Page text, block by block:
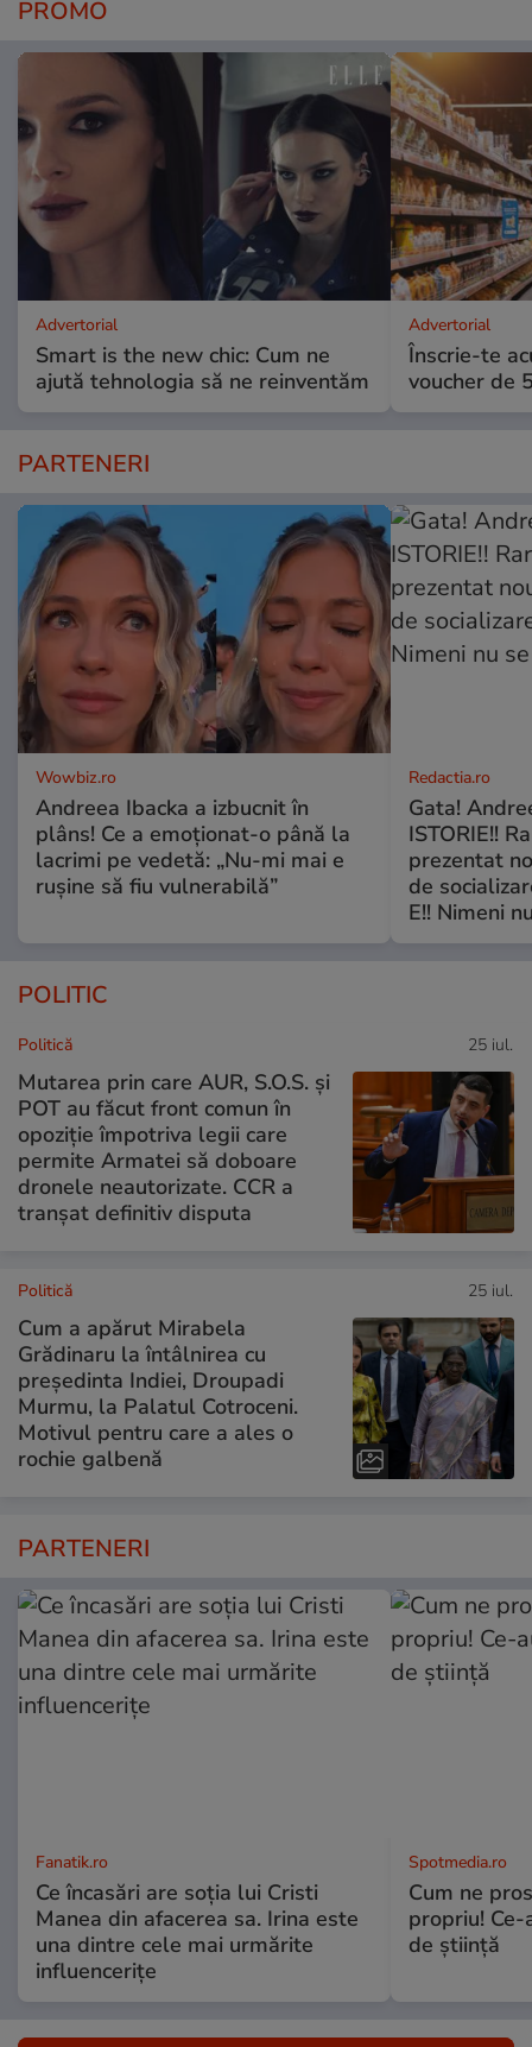
PROMO
Advertorial
Smart is the new chic: Cum ne
ajută tehnologia să ne reinventăm
Advertorial
Înscrie-te
voucher de
PARTENERI
Wowbiz.ro
Andreea Ibacka a izbucnit în
plâns! Ce a emoționat-o până la
lacrimi pe vedetă: „Nu-mi mai e
rușine să fiu vulnerabilă”
Redactia.ro
Gata!
ISTORIE!!
prezentat
de
E!! Nimeni
POLITIC
Politică 25 iul.
Mutarea prin care AUR, S.O.S. și
POT au făcut front comun în
opoziție împotriva legii care
permite Armatei să doboare
dronele neautorizate. CCR a
tranșat definitiv disputa
Politică 25 iul.
Cum a apărut Mirabela
Grădinaru la întâlnirea cu
președinta Indiei, Droupadi
Murmu, la Palatul Cotroceni.
Motivul pentru care a ales o
rochie galbenă
PARTENERI
Fanatik.ro
Ce încasări are soția lui Cristi
Manea din afacerea sa. Irina este
una dintre cele mai urmărite
influencerițe
Spotmedia.ro
Cum ne
propriu!
de știință